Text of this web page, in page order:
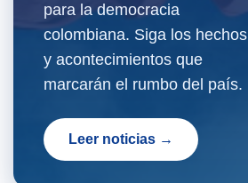
para la democracia
colombiana. Siga los hechos
y acontecimientos que
marcarán el rumbo del país.
Leer noticias →